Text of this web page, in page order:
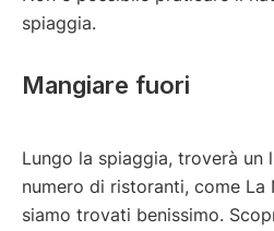
spiaggia.
Mangiare fuori
Lungo la spiaggia, troverà un
numero di ristoranti, come La
siamo trovati benissimo.